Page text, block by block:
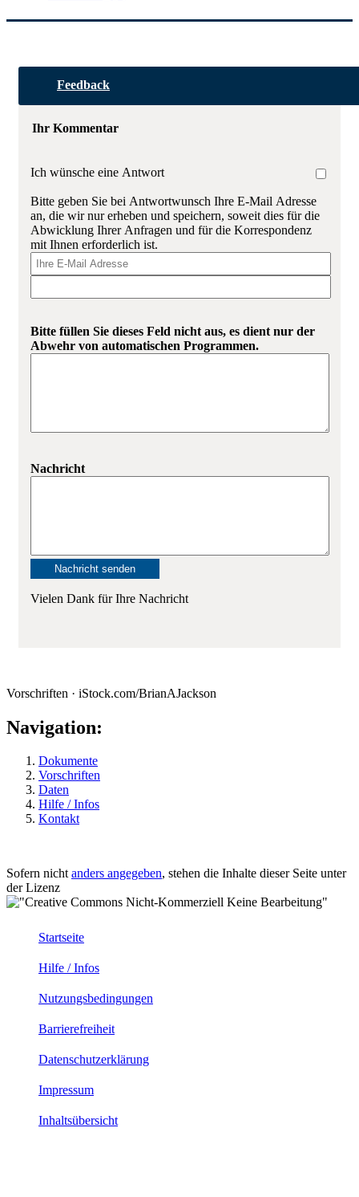
Feedback
Ihr Kommentar
Ich wünsche eine Antwort
Bitte geben Sie bei Antwortwunsch Ihre E-Mail Adresse
an, die wir nur erheben und speichern, soweit dies für die
Abwicklung Ihrer Anfragen und für die Korrespondenz
mit Ihnen erforderlich ist.
Bitte füllen Sie dieses Feld nicht aus, es dient nur der
Abwehr von automatischen Programmen.
Nachricht
Vielen Dank für Ihre Nachricht
Vorschriften · iStock.com/BrianAJackson
Navigation:
Dokumente
Vorschriften
Daten
Hilfe / Infos
Kontakt
Sofern nichtanders angegeben, stehen die Inhalte dieser Seite unter
der Lizenz
Startseite
Hilfe / Infos
Nutzungsbedingungen
Barrierefreiheit
Datenschutzerklärung
Impressum
Inhaltsübersicht